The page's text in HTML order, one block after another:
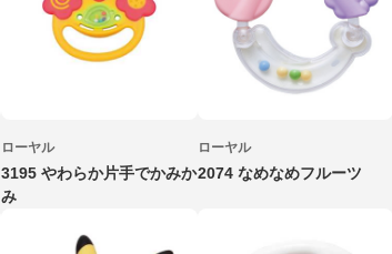
ローヤル
3195 やわらか片手でかみか
み
ローヤル
2074 なめなめフルーツ